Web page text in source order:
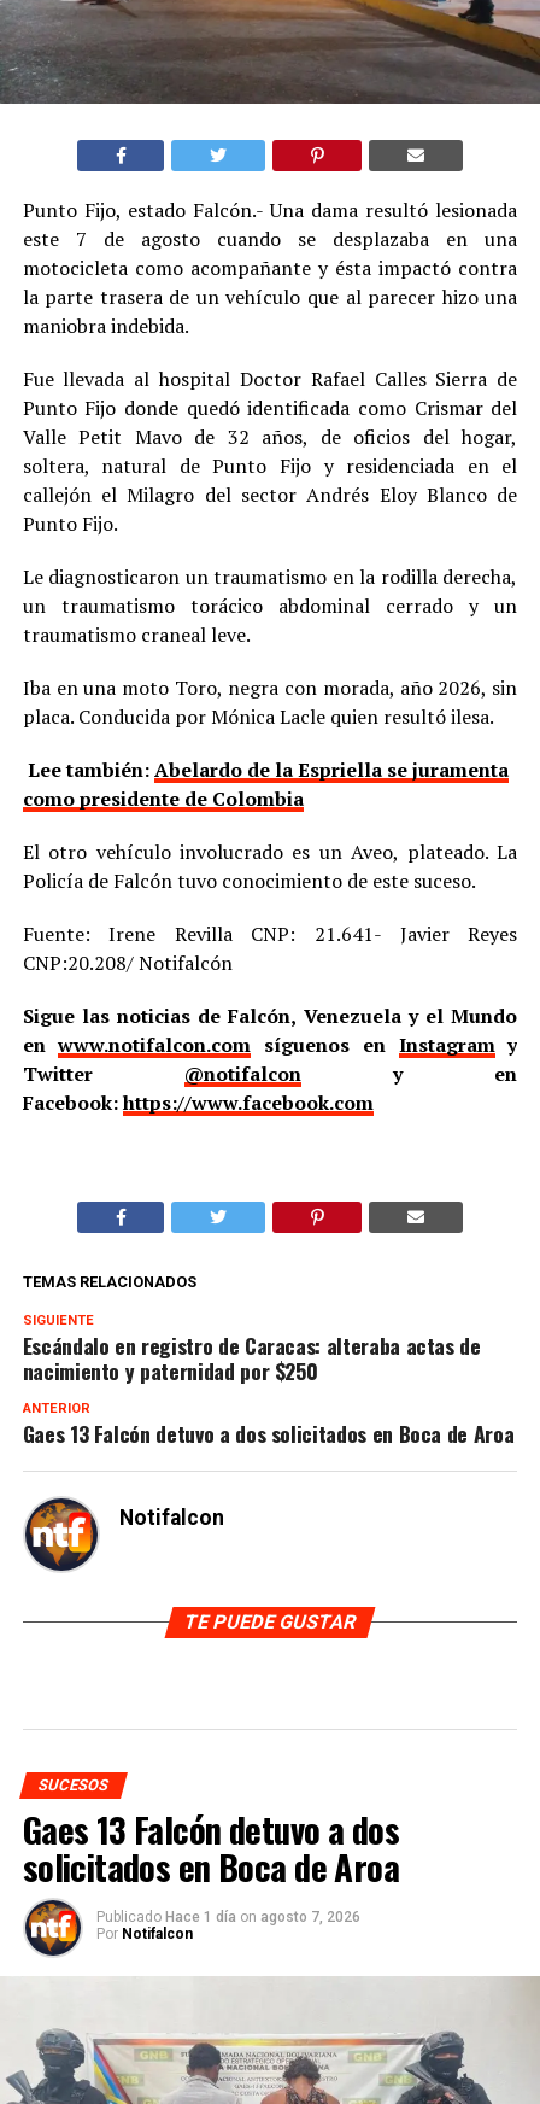
Punto Fijo, estado Falcón.- Una dama resultó lesionada
este 7 de agosto cuando se desplazaba en una
motocicleta como acompañante y ésta impactó contra
la parte trasera de un vehículo que al parecer hizo una
maniobra indebida.
Fue llevada al hospital Doctor Rafael Calles Sierra de
Punto Fijo donde quedó identificada como Crismar del
Valle Petit Mavo de 32 años, de oficios del hogar,
soltera, natural de Punto Fijo y residenciada en el
callejón el Milagro del sector Andrés Eloy Blanco de
Punto Fijo.
Le diagnosticaron un traumatismo en la rodilla derecha,
un traumatismo torácico abdominal cerrado y un
traumatismo craneal leve.
Iba en una moto Toro, negra con morada, año 2026, sin
placa. Conducida por Mónica Lacle quien resultó ilesa.
Lee también:Abelardo de la Espriella se juramenta
como presidente de Colombia
El otro vehículo involucrado es un Aveo, plateado. La
Policía de Falcón tuvo conocimiento de este suceso.
Fuente: Irene Revilla CNP: 21.641- Javier Reyes
CNP:20.208/ Notifalcón
Sigue las noticias de Falcón, Venezuela y el Mundo
enwww.notifalcon.com síguenos en Instagramy
Twitter @notifalcony en
Facebook:https://www.facebook.com
TEMAS RELACIONADOS
SIGUIENTE
Escándalo en registro de Caracas: alteraba actas de
nacimiento y paternidad por $250
ANTERIOR
Gaes 13 Falcón detuvo a dos solicitados en Boca de Aroa
Notifalcon
TE PUEDE GUSTAR
SUCESOS
Gaes 13 Falcón detuvo a dos
solicitados en Boca de Aroa
Publicado Hace 1 día on agosto 7, 2026
Por Notifalcon